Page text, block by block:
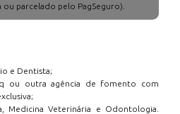
parcelado pelo PagSeguro).
e Dentista;
ou outra agência de fomento com
Medicina Veterinária e Odontologia.